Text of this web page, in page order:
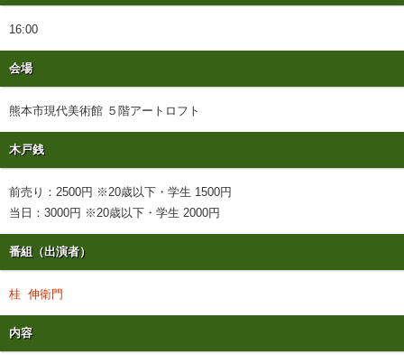
16:00
会場
熊本市現代美術館 ５階アートロフト
木戸銭
前売り：2500円 ※20歳以下・学生 1500円
当日：3000円 ※20歳以下・学生 2000円
番組（出演者）
桂 伸衛門
内容